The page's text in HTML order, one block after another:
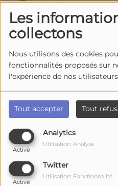
Les
collectons
Nous utilisons des cookies
fonctionnalités proposés sur
l'expérience de nos
Tout accepter Tout
Analytics
Activé
Utilisation: Analyse
Twitter
Activé
Utilisation: Fonctionnalité
09 AOÛT 2026
le jeudi,